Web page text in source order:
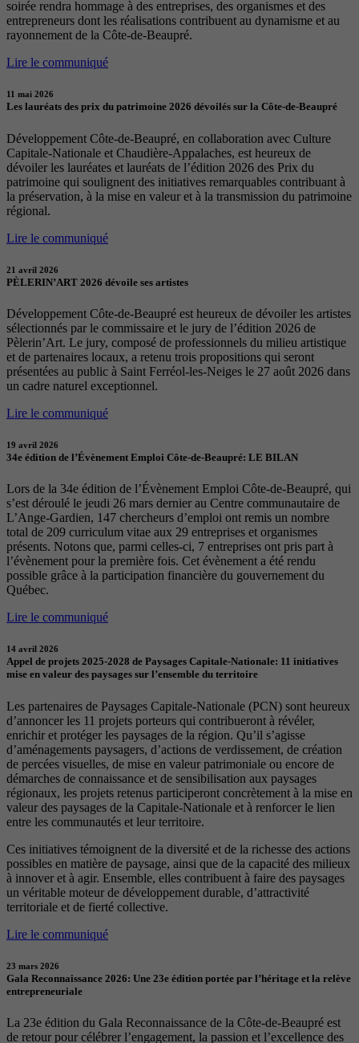
soirée rendra hommage à des entreprises, des organismes et des
entrepreneurs dont les réalisations contribuent au dynamisme et au
rayonnement de la Côte-de-Beaupré.
Lire le communiqué
11 mai 2026
Les lauréats des prix du patrimoine 2026 dévoilés sur la Côte-de-Beaupré
Développement Côte-de-Beaupré, en collaboration avec Culture
Capitale-Nationale et Chaudière-Appalaches, est heureux de
dévoiler les lauréates et lauréats de l’édition 2026 des Prix du
patrimoine qui soulignent des initiatives remarquables contribuant à
la préservation, à la mise en valeur et à la transmission du patrimoine
régional.
Lire le communiqué
21 avril 2026
PÈLERIN’ART 2026 dévoile ses artistes
Développement Côte-de-Beaupré est heureux de dévoiler les artistes
sélectionnés par le commissaire et le jury de l’édition 2026 de
Pèlerin’Art. Le jury, composé de professionnels du milieu artistique
et de partenaires locaux, a retenu trois propositions qui seront
présentées au public à Saint Ferréol-les-Neiges le 27 août 2026 dans
un cadre naturel exceptionnel.
Lire le communiqué
19 avril 2026
34e édition de l’Évènement Emploi Côte-de-Beaupré: LE BILAN
Lors de la 34e édition de l’Évènement Emploi Côte-de-Beaupré, qui
s’est déroulé le jeudi 26 mars dernier au Centre communautaire de
L’Ange-Gardien, 147 chercheurs d’emploi ont remis un nombre
total de 209 curriculum vitae aux 29 entreprises et organismes
présents. Notons que, parmi celles-ci, 7 entreprises ont pris part à
l’évènement pour la première fois. Cet évènement a été rendu
possible grâce à la participation financière du gouvernement du
Québec.
Lire le communiqué
14 avril 2026
Appel de projets 2025-2028 de Paysages Capitale-Nationale: 11 initiatives
mise en valeur des paysages sur l’ensemble du territoire
Les partenaires de Paysages Capitale-Nationale (PCN) sont heureux
d’annoncer les 11 projets porteurs qui contribueront à révéler,
enrichir et protéger les paysages de la région. Qu’il s’agisse
d’aménagements paysagers, d’actions de verdissement, de création
de percées visuelles, de mise en valeur patrimoniale ou encore de
démarches de connaissance et de sensibilisation aux paysages
régionaux, les projets retenus participeront concrètement à la mise en
valeur des paysages de la Capitale-Nationale et à renforcer le lien
entre les communautés et leur territoire.
Ces initiatives témoignent de la diversité et de la richesse des actions
possibles en matière de paysage, ainsi que de la capacité des milieux
à innover et à agir. Ensemble, elles contribuent à faire des paysages
un véritable moteur de développement durable, d’attractivité
territoriale et de fierté collective.
Lire le communiqué
23 mars 2026
Gala Reconnaissance 2026: Une 23e édition portée par l’héritage et la relève
entrepreneuriale
La 23e édition du Gala Reconnaissance de la Côte-de-Beaupré est
de retour pour célébrer l’engagement, la passion et l’excellence des